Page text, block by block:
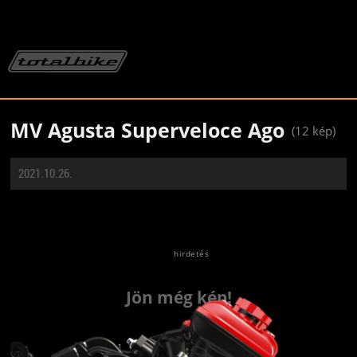
MV Agusta Superveloce Ago (12 kép)
2021.10.26.
Jön még kép!